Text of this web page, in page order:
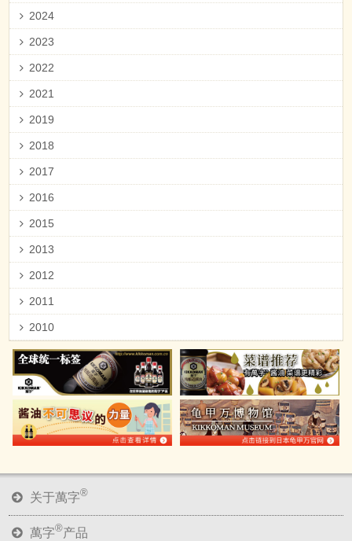
2024
2023
2022
2021
2019
2018
2017
2016
2015
2013
2012
2011
2010
关于萬字®
萬字®产品